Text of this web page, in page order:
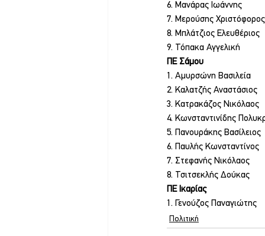
6. Μανάρας Ιωάννης
7. Μερούσης Χριστόφορος
8. Μπλάτζιος Ελευθέριος
9. Τόπακα Αγγελική
ΠΕ Σάμου
1. Αμυρσώνη Βασιλεία
2. Καλατζής Αναστάσιος
3. Κατρακάζος Νικόλαος
4. Κωνσταντινίδης
5. Πανουράκης Βασίλειος
6. Παυλής Κωνσταντίνος
7. Στεφανής Νικόλαος
8. Τσιτσεκλής Δούκας
ΠΕ Ικαρίας
1. Γενούζος Παναγιώτης
Πολιτική